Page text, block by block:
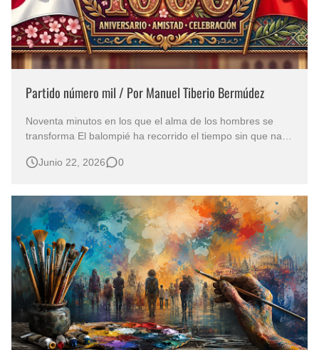
Partido número mil / Por Manuel Tiberio Bermúdez
Noventa minutos en los que el alma de los hombres se
transforma El balompié ha recorrido el tiempo sin que nada
competencia de atletas que corren detrás de una pelota de
eleva los cánti…
Junio 22, 2026 0